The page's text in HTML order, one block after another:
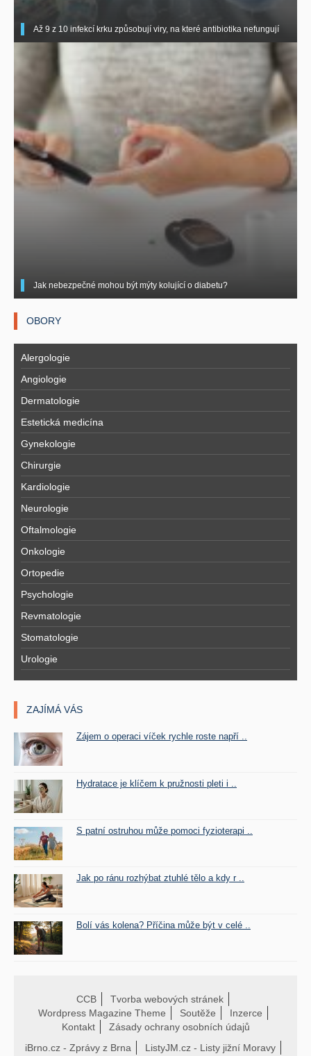
Až 9 z 10 infekcí krku způsobují viry, na které antibiotika nefungují
Jak nebezpečné mohou být mýty kolující o diabetu?
OBORY
Alergologie
Angiologie
Dermatologie
Estetická medicína
Gynekologie
Chirurgie
Kardiologie
Neurologie
Oftalmologie
Onkologie
Ortopedie
Psychologie
Revmatologie
Stomatologie
Urologie
ZAJÍMÁ VÁS
Zájem o operaci víček rychle roste napří ..
Hydratace je klíčem k pružnosti pleti i ..
S patní ostruhou může pomoci fyzioterapi ..
Jak po ránu rozhýbat ztuhlé tělo a kdy r ..
Bolí vás kolena? Příčina může být v celé ..
CCB
Tvorba webových stránek
Wordpress Magazine Theme
Soutěže
Inzerce
Kontakt
Zásady ochrany osobních údajů
iBrno.cz - Zprávy z Brna
ListyJM.cz - Listy jižní Moravy